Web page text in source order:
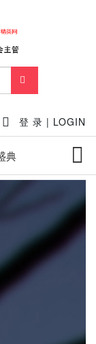
登 录 | LOGIN
典